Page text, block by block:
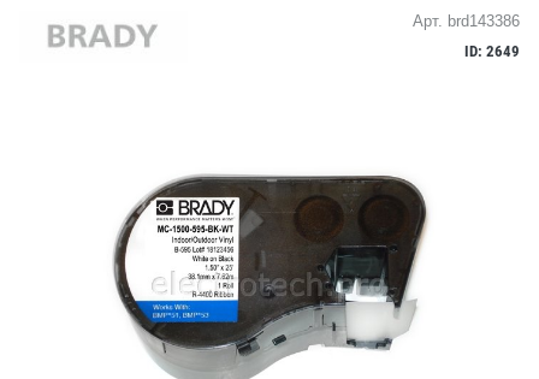
Арт. brd143386
ID: 2649